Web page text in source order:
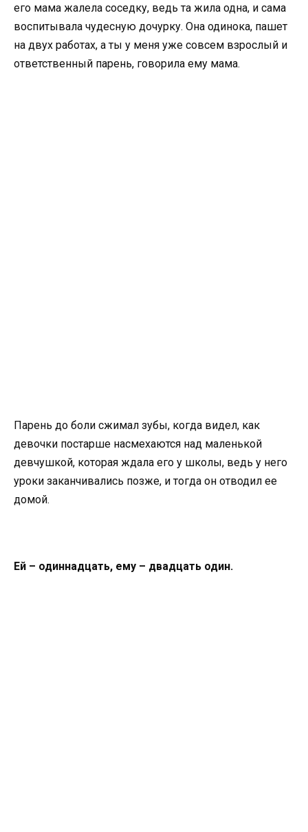
его мама жалела соседку, ведь та жила одна, и сама
воспитывала чудесную дочурку. Она одинока, пашет
на двух работах, а ты у меня уже совсем взрослый и
ответственный парень, говорила ему мама.
Парень до боли сжимал зубы, когда видел, как
девочки постарше насмехаются над маленькой
девчушкой, которая ждала его у школы, ведь у него
уроки заканчивались позже, и тогда он отводил ее
домой.
Ей – одиннадцать, ему – двадцать один.